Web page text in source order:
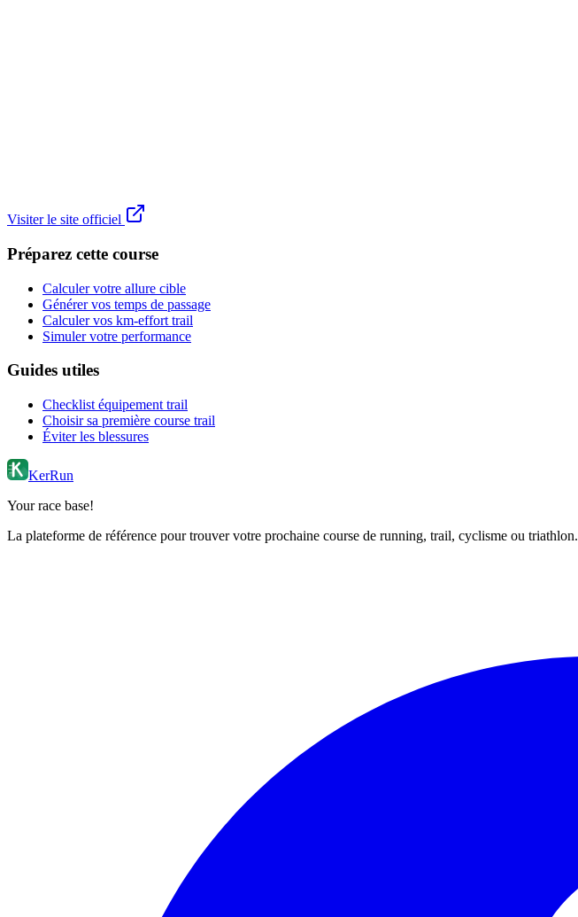
Visiter le site officiel
Préparez cette course
Calculer votre allure cible
Générer vos temps de passage
Calculer vos km-effort trail
Simuler votre performance
Guides utiles
Checklist équipement trail
Choisir sa première course trail
Éviter les blessures
KerRun
Your race base!
La plateforme de référence pour trouver votre prochaine course de running, trail, cyclisme ou triathlon.